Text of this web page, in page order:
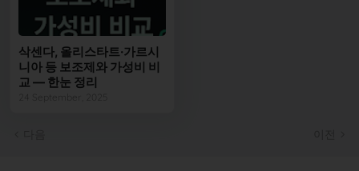
삭센다, 올리스타트·가르시
니아 등 보조제와 가성비 비
교 — 한눈 정리